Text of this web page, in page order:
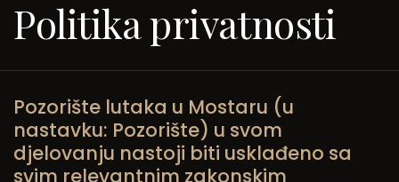
Politika privatnosti
Pozorište lutaka u Mostaru (u
nastavku: Pozorište) u svom
djelovanju nastoji biti usklađeno sa
svim relevantnim zakonskim